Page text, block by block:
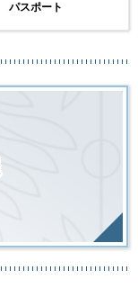
パスポート